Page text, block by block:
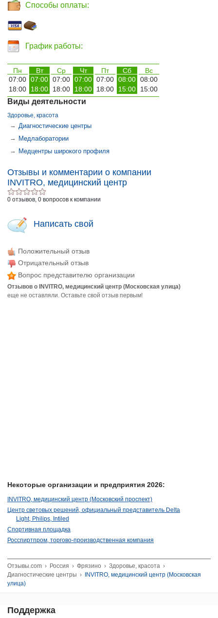
Способы оплаты:
График работы:
Пн Вт Ср Чт Пт Сб
Вс
07:00 07:00 07:00 07:00 07:00 08:00 08:00
18:00
18:00 18:00 18:00 18:00 15:00 15:00
Виды деятельности
Здоровье, красота
→ Диагностические центры
→ Медлаборатории
→ Медцентры широкого профиля
Отзывы и комментарии о компании
INVITRO, медицинский центр
0 отзывов, 0 вопросов к компании
Написать свой
Положительный отзыв
Отрицательный отзыв
Вопрос представителю организации
Отзывов о INVITRO, медицинский центр (Московская улица)
еще не оставляли. Оставьте свой отзыв первым!
Некоторые организации и предприятия 2026:
INVITRO, медицинский центр (Московский проспект)
Центр световых решений, официальный представитель Delta
Light, Philips, Intiled
Спортивная площадка
Росспиртпром, торгово-производственная компания
Отзывы.com › Россия › Фрязино › Здоровье, красота ›
Диагностические центры › INVITRO, медицинский центр (Московская
улица)
Поддержка